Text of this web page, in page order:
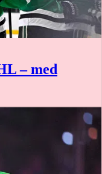
– med